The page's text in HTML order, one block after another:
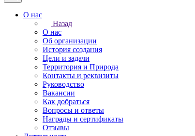
О нас
Назад
О нас
Об организации
История создания
Цели и задачи
Территория и Природа
Контакты и реквизиты
Руководство
Вакансии
Как добраться
Вопросы и ответы
Награды и сертификаты
Отзывы